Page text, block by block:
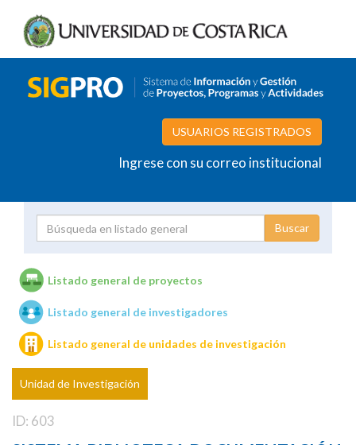
USUARIOS REGISTRADOS
Ingrese con su correo institucional
Unidades de investigación
Listado general de proyectos
Listado general de investigadores
Listado general de unidades de investigación
Unidad de Investigación
ID: 603